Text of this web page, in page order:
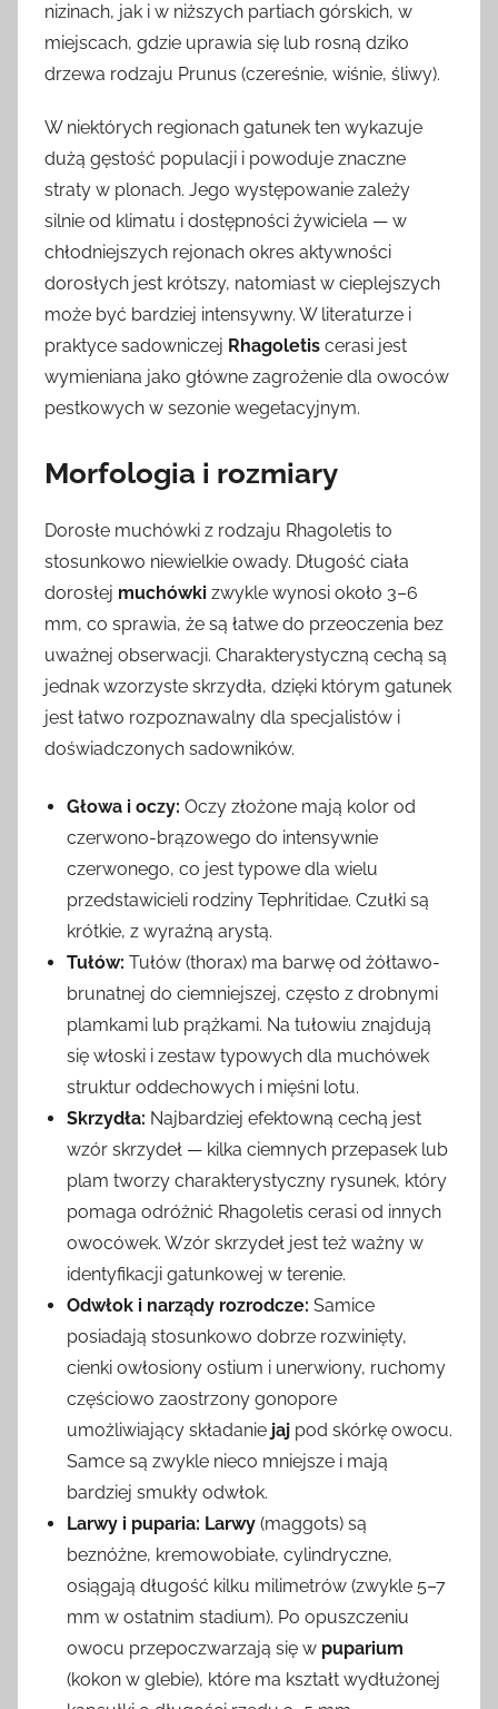
nizinach, jak i w niższych partiach górskich, w
miejscach, gdzie uprawia się lub rosną dziko
drzewa rodzaju Prunus (czereśnie, wiśnie, śliwy).
W niektórych regionach gatunek ten wykazuje
dużą gęstość populacji i powoduje znaczne
straty w plonach. Jego występowanie zależy
silnie od klimatu i dostępności żywiciela — w
chłodniejszych rejonach okres aktywności
dorosłych jest krótszy, natomiast w cieplejszych
może być bardziej intensywny. W literaturze i
praktyce sadowniczej Rhagoletis cerasi jest
wymieniana jako główne zagrożenie dla owoców
pestkowych w sezonie wegetacyjnym.
Morfologia i rozmiary
Dorosłe muchówki z rodzaju Rhagoletis to
stosunkowo niewielkie owady. Długość ciała
dorosłej muchówki zwykle wynosi około 3–6
mm, co sprawia, że są łatwe do przeoczenia bez
uważnej obserwacji. Charakterystyczną cechą są
jednak wzorzyste skrzydła, dzięki którym gatunek
jest łatwo rozpoznawalny dla specjalistów i
doświadczonych sadowników.
Głowa i oczy: Oczy złożone mają kolor od
czerwono-brązowego do intensywnie
czerwonego, co jest typowe dla wielu
przedstawicieli rodziny Tephritidae. Czułki są
krótkie, z wyraźną arystą.
Tułów: Tułów (thorax) ma barwę od żółtawo-
brunatnej do ciemniejszej, często z drobnymi
plamkami lub prążkami. Na tułowiu znajdują
się włoski i zestaw typowych dla muchówek
struktur oddechowych i mięśni lotu.
Skrzydła: Najbardziej efektowną cechą jest
wzór skrzydeł — kilka ciemnych przepasek lub
plam tworzy charakterystyczny rysunek, który
pomaga odróżnić Rhagoletis cerasi od innych
owocówek. Wzór skrzydeł jest też ważny w
identyfikacji gatunkowej w terenie.
Odwłok i narządy rozrodcze: Samice
posiadają stosunkowo dobrze rozwinięty,
cienki owłosiony ostium i unerwiony, ruchomy
częściowo zaostrzony gonopore
umożliwiający składanie jaj pod skórkę owocu.
Samce są zwykle nieco mniejsze i mają
bardziej smukły odwłok.
Larwy i puparia: Larwy (maggots) są
beznóżne, kremowobiałe, cylindryczne,
osiągają długość kilku milimetrów (zwykle 5–7
mm w ostatnim stadium). Po opuszczeniu
owocu przepoczwarzają się w puparium
(kokon w glebie), które ma kształt wydłużonej